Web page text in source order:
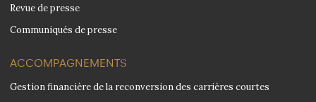
Revue de presse
Communiqués de presse
ACCOMPAGNEMENTS
Gestion financière de la reconversion des carrières courtes